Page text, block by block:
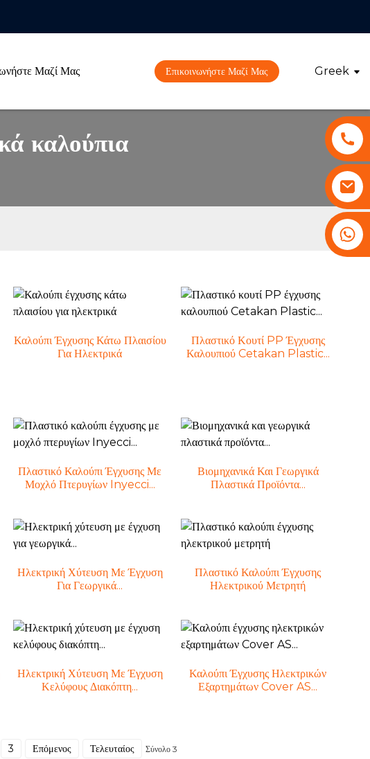
Μαζί Μας Επικοινωνήστε Μαζί Μας Greek
καλούπια
Καλούπι Έγχυσης Κάτω Πλαισίου
Για Ηλεκτρικά
Πλαστικό Κουτί PP Έγχυσης
Καλουπιού Cetakan Plastic...
Πλαστικό Καλούπι Έγχυσης Με
Μοχλό Πτερυγίων Inyecci...
Βιομηχανικά Και Γεωργικά
Πλαστικά Προϊόντα...
Ηλεκτρική Χύτευση Με Έγχυση
Για Γεωργικά...
Πλαστικό Καλούπι Έγχυσης
Ηλεκτρικού Μετρητή
Ηλεκτρική Χύτευση Με Έγχυση
Κελύφους Διακόπτη...
Καλούπι Έγχυσης Ηλεκτρικών
Εξαρτημάτων Cover AS...
3 Επόμενος Τελευταίος Σύνολο 3